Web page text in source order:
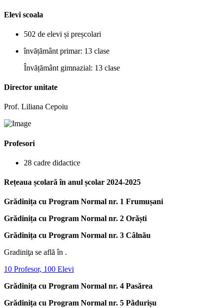
Elevi scoala
502 de elevi și preșcolari
învățământ primar: 13 clase
Învățământ gimnazial: 13 clase
Director unitate
Prof. Liliana Cepoiu
Profesori
28 cadre didactice
Rețeaua școlară în anul școlar 2024-2025
Grădinița cu Program Normal nr. 1 Frumușani
Grădinița cu Program Normal nr. 2 Orăști
Grădinița cu Program Normal nr. 3 Câlnău
Gradiniţa se află în .
10 Profesor, 100 Elevi
Grădinița cu Program Normal nr. 4 Pasărea
Grădinița cu Program Normal nr. 5 Pădurișu